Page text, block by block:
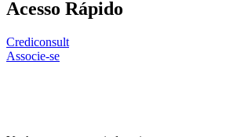
Acesso Rápido
Crediconsult
Associe-se